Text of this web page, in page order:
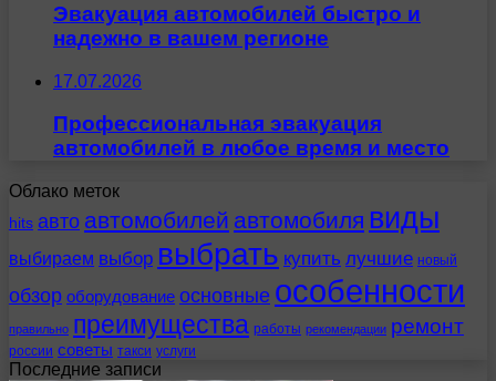
Эвакуация автомобилей быстро и
надежно в вашем регионе
17.07.2026
Профессиональная эвакуация
автомобилей в любое время и место
Облако меток
hits авто автомобилей автомобиля виды
выбираем выбор выбрать купить лучшие новый
обзор оборудование основные особенности
правильно преимущества работы рекомендации ремонт
россии советы такси услуги
Последние записи